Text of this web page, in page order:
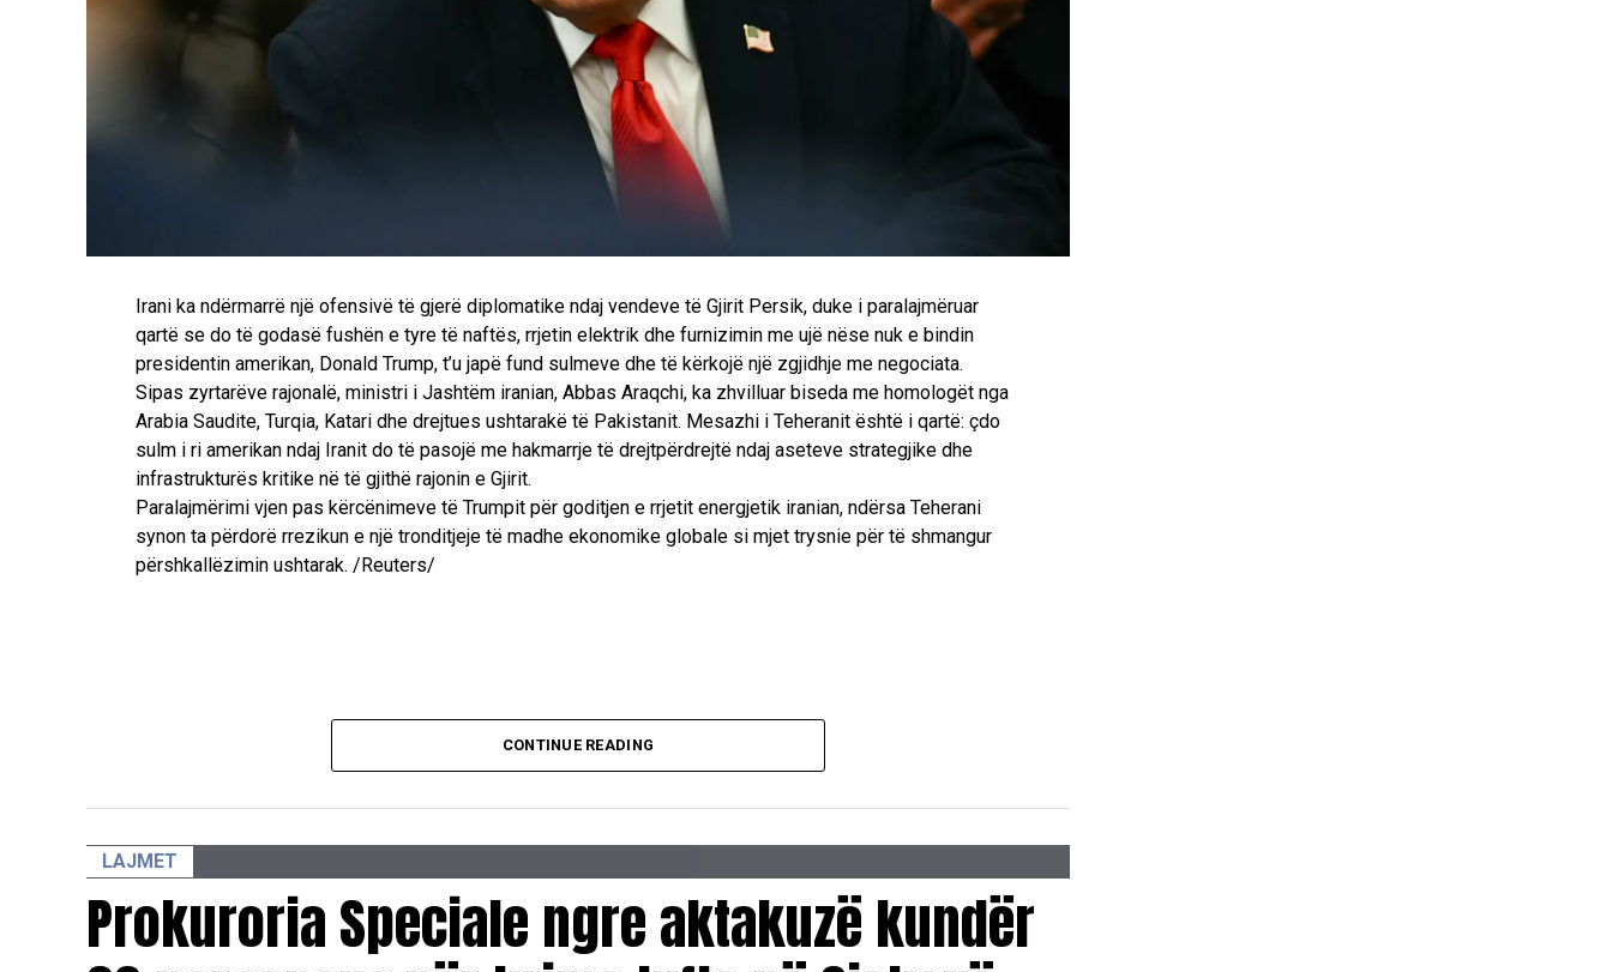
Irani ka ndërmarrë një ofensivë të gjerë diplomatike ndaj vendeve të Gjirit Persik, duke i paralajmëruar
qartë se do të godasë fushën e tyre të naftës, rrjetin elektrik dhe furnizimin me ujë nëse nuk e bindin
presidentin amerikan, Donald Trump, t’u japë fund sulmeve dhe të kërkojë një zgjidhje me negociata.
Sipas zyrtarëve rajonalë, ministri i Jashtëm iranian, Abbas Araqchi, ka zhvilluar biseda me homologët nga
Arabia Saudite, Turqia, Katari dhe drejtues ushtarakë të Pakistanit. Mesazhi i Teheranit është i qartë: çdo
sulm i ri amerikan ndaj Iranit do të pasojë me hakmarrje të drejtpërdrejtë ndaj aseteve strategjike dhe
infrastrukturës kritike në të gjithë rajonin e Gjirit.
Paralajmërimi vjen pas kërcënimeve të Trumpit për goditjen e rrjetit energjetik iranian, ndërsa Teherani
synon ta përdorë rrezikun e një tronditjeje të madhe ekonomike globale si mjet trysnie për të shmangur
përshkallëzimin ushtarak. /Reuters/
CONTINUE READING
LAJMET
Prokuroria Speciale ngre aktakuzë kundër